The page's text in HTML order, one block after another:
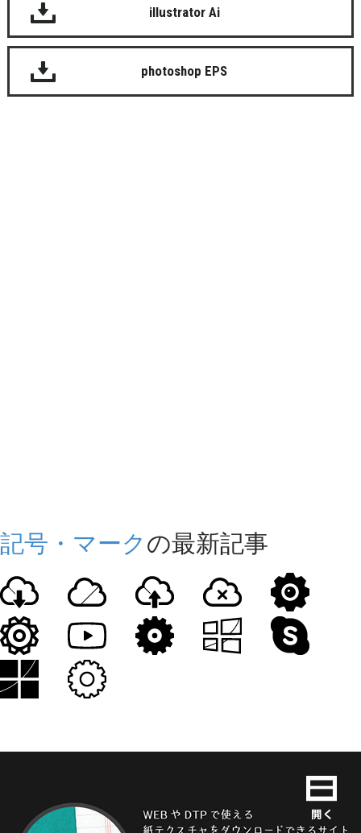
illustrator Ai
photoshop EPS
記号・マーク の最新記事